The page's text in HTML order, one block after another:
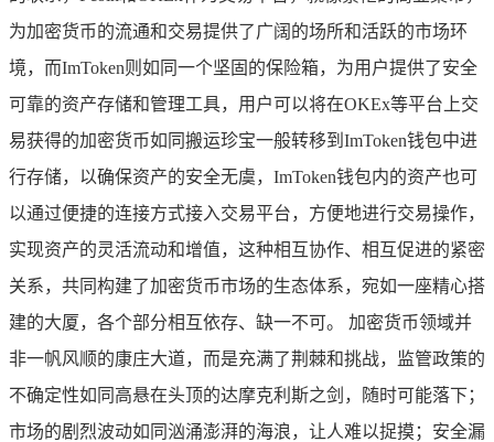
为加密货币的流通和交易提供了广阔的场所和活跃的市场环
境，而ImToken则如同一个坚固的保险箱，为用户提供了安全
可靠的资产存储和管理工具，用户可以将在OKEx等平台上交
易获得的加密货币如同搬运珍宝一般转移到ImToken钱包中进
行存储，以确保资产的安全无虞，ImToken钱包内的资产也可
以通过便捷的连接方式接入交易平台，方便地进行交易操作，
实现资产的灵活流动和增值，这种相互协作、相互促进的紧密
关系，共同构建了加密货币市场的生态体系，宛如一座精心搭
建的大厦，各个部分相互依存、缺一不可。 加密货币领域并
非一帆风顺的康庄大道，而是充满了荆棘和挑战，监管政策的
不确定性如同高悬在头顶的达摩克利斯之剑，随时可能落下；
市场的剧烈波动如同汹涌澎湃的海浪，让人难以捉摸；安全漏